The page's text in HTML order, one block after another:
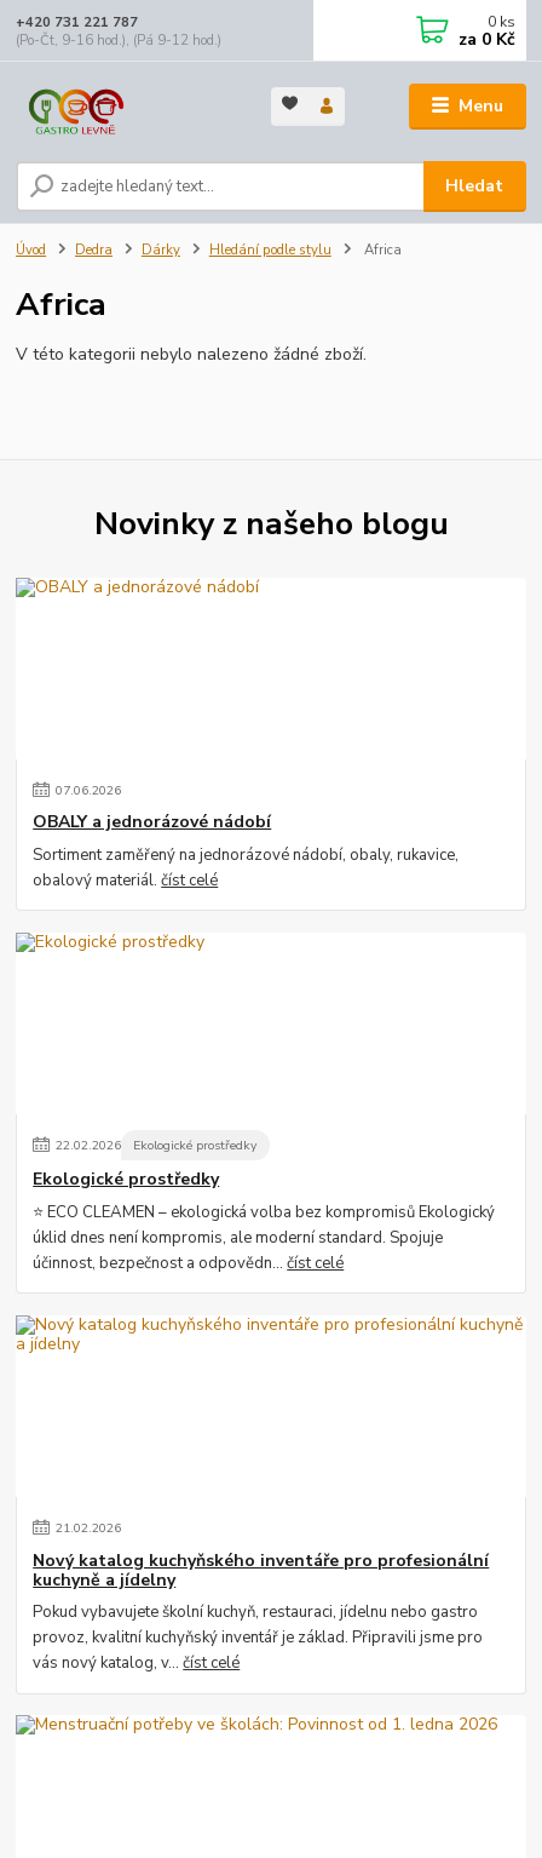
Menu
Hledat
+420 731 221 787
(Po-Čt, 9-16 hod.), (Pá 9-12 hod.)
0 ks
za 0 Kč
Úvod Dedra Dárky Hledání podle stylu Africa
Africa
V této kategorii nebylo nalezeno žádné zboží.
Novinky z našeho blogu
07.06.2026
OBALY a jednorázové nádobí
Sortiment zaměřený na jednorázové nádobí, obaly, rukavice,
obalový materiál.číst celé
22.02.2026 Ekologické prostředky
Ekologické prostředky
⭐ ECO CLEAMEN – ekologická volba bez kompromisů Ekologický
úklid dnes není kompromis, ale moderní standard. Spojuje
účinnost, bezpečnost a odpovědn...číst celé
21.02.2026
Nový katalog kuchyňského inventáře pro profesionální
kuchyně a jídelny
Pokud vybavujete školní kuchyň, restauraci, jídelnu nebo gastro
provoz, kvalitní kuchyňský inventář je základ. Připravili jsme pro
vás nový katalog, v...číst celé